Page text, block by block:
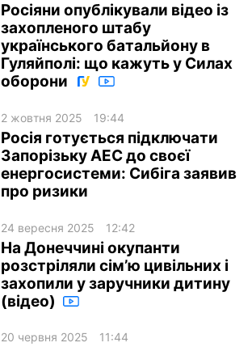
Росіяни опублікували відео із
захопленого штабу
українського батальйону в
Гуляйполі: що кажуть у Силах
оборони
2 жовтня 2025 19:44
Росія готується підключати
Запорізьку АЕС до своєї
енергосистеми: Сибіга заявив
про ризики
24 вересня 2025 12:42
На Донеччині окупанти
розстріляли сімʼю цивільних і
захопили у заручники дитину
(відео)
20 червня 2025 11:44